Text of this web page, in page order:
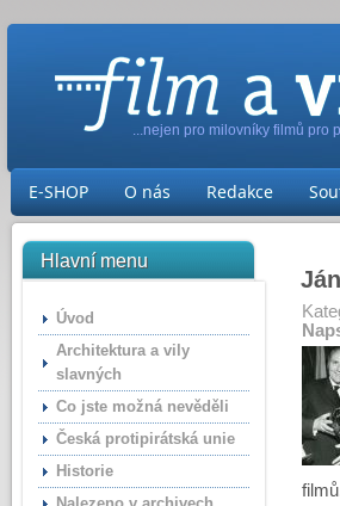
...nejen pro milovníky filmů pro
E-SHOP O nás Redakce
Hlavní menu
Úvod
Architektura a vily
slavných
Co jste možná nevěděli
Česká protipirátská unie
Historie